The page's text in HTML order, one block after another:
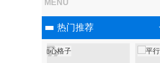
MENU
热门推荐